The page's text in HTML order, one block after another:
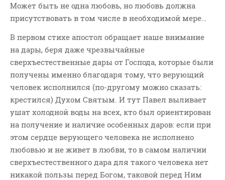
Может быть не одна любовь, но любовь должна
присутствовать в том числе в необходимой мере…
В первом стихе апостол обращает наше внимание
на дары, беря даже чрезвычайные
сверхъестественные дары от Господа, которые были
получены именно благодаря тому, что верующий
человек исполнился (по-другому можно сказать:
крестился) Духом Святым. И тут Павел выливает
ушат холодной воды на всех, кто был ориентирован
на получение и наличие особенных даров: если при
этом сердце верующего человека не исполнено
любовью и не живет в любви, то в самом наличии
сверхъестественного дара для такого человека нет
никакой пользы перед Богом, таковой перед Ним